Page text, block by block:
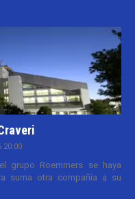
20:00
grupo Roemmers se haya
suma otra compañía a su